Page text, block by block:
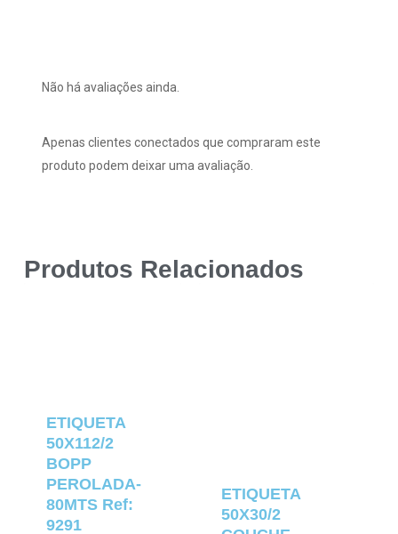
Não há avaliações ainda.
Apenas clientes conectados que compraram este
produto podem deixar uma avaliação.
Produtos Relacionados
ETIQUETA
50X112/2
BOPP
PEROLADA-
80MTS Ref:
9291
ETIQUETA
50X30/2